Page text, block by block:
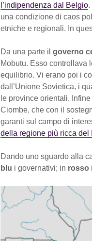
l’indipendenza dal Belgio.
una condizione di caos
etniche e regionali. In
Da una parte il governo
Mobutu. Esso controllava
equilibrio. Vi erano poi i
dall’Unione Sovietica, i
le province orientali. Infine
Ciombe, che con il
garanti sul campo di
della regione più ricca del
Dando uno sguardo alla
blu i governativi; in rosso